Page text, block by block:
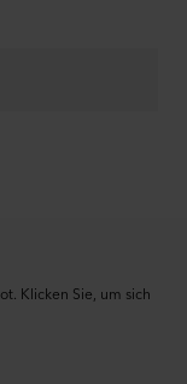
Klicken Sie, um sich